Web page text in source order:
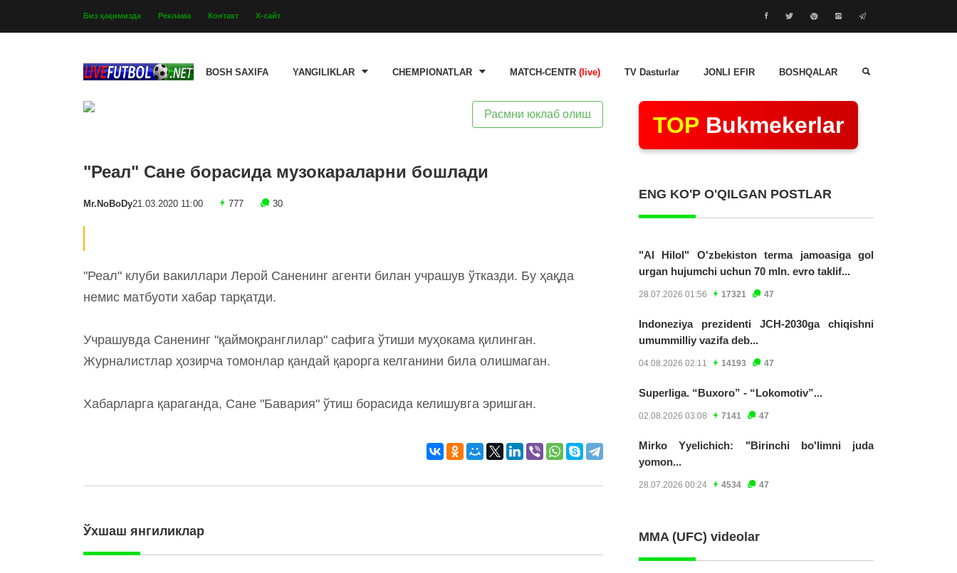
Биз ҳақимизда Реклама Контакт Х-сайт
BOSH SAXIFA YANGILIKLAR CHEMPIONATLAR MATCH-CENTR (live) TV Dasturlar JONLI EFIR BOSHQALAR
Расмни юклаб олиш
"Реал" Сане борасида музокараларни бошлади
Mr.NoBoDy21.03.2020 11:00 777 30
"Реал" клуби вакиллари Лерой Саненинг агенти билан учрашув ўтказди. Бу ҳақда
немис матбуоти хабар тарқатди.
Учрашувда Саненинг "қаймоқранглилар" сафига ўтиши муҳокама қилинган.
Журналистлар ҳозирча томонлар қандай қарорга келганини била олишмаган.
Хабарларга қараганда, Сане "Бавария" ўтиш борасида келишувга эришган.
Ўхшаш янгиликлар
TOP Bukmekerlar
ENG KO'P O'QILGAN POSTLAR
"Al Hilol" O'zbekiston terma jamoasiga gol
urgan hujumchi uchun 70 mln. evro taklif...
28.07.2026 01:56 17321 47
Indoneziya prezidenti JCH-2030ga chiqishni
umummilliy vazifa deb...
04.08.2026 02:11 14193 47
Superliga. “Buxoro” - “Lokomotiv”...
02.08.2026 03:08 7141 47
Mirko Yyelichich: "Birinchi bo'limni juda
yomon...
28.07.2026 00:24 4534 47
MMA (UFC) videolar